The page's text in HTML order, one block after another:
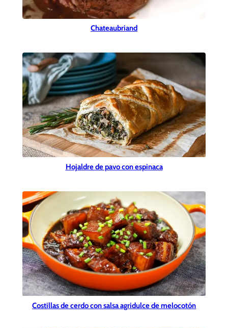
Chateaubriand
Hojaldre de pavo con espinaca
Costillas de cerdo con salsa agridulce de melocotón